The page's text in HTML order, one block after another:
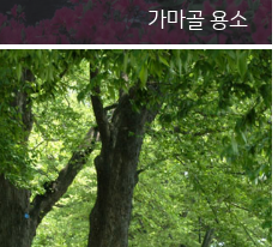
가마골 용소